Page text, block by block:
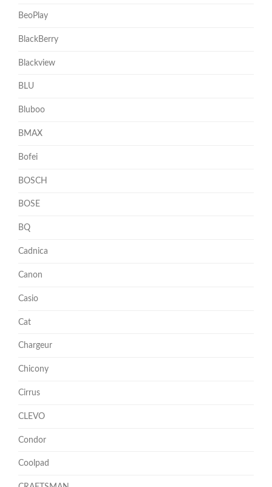
BeoPlay
BlackBerry
Blackview
BLU
Bluboo
BMAX
Bofei
BOSCH
BOSE
BQ
Cadnica
Canon
Casio
Cat
Chargeur
Chicony
Cirrus
CLEVO
Condor
Coolpad